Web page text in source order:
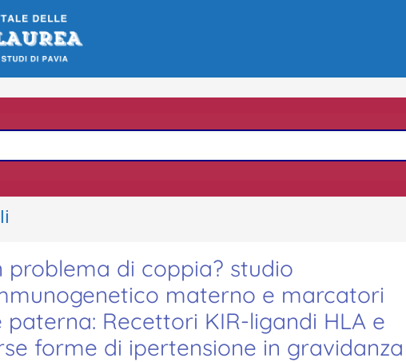
problema di coppia? studio
materno e marcatori
Recettori KIR-ligandi HLA e
forme di ipertensione in gravidanza